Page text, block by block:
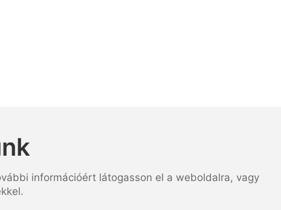
információért látogasson el a weboldalra, vagy